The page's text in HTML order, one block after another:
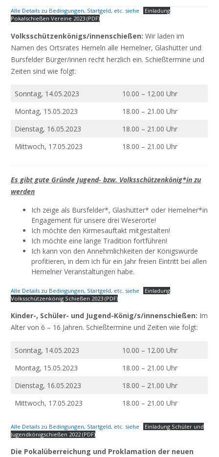
Alle Details zu Bedingungen, Startgeld, etc. siehe
Einladung
Pokalschießen Vereine 2023 (PDF)
Volksschützenkönigs/innenschießen: Wir laden im
Namen des Ortsrates Hemeln alle Hemelner, Glashütter und
Bursfelder Bürger/innen recht herzlich ein. Schießtermine und
Zeiten sind wie folgt:
Sonntag, 14.05.2023
10.00 – 12.00 Uhr
Montag, 15.05.2023
18.00 – 21.00 Uhr
Dienstag, 16.05.2023
18.00 – 21.00 Uhr
Mittwoch, 17.05.2023
18.00 – 21.00 Uhr
Es gibt gute Gründe Jugend- bzw. Volksschützenkönig*in zu
werden
Ich zeige als Bursfelder*, Glashütter* oder Hemelner*in
Engagement für unsere drei Weserorte!
Ich möchte den Kirmesauftakt mitgestalten!
Ich möchte eine lange Tradition fortführen!
Ich kann von den Annehmlichkeiten der Königswürde
profitieren, in dem ich für ein Jahr freien Eintritt bei allen
Hemelner Veranstaltungen habe.
Alle Details zu Bedingungen, Startgeld, etc. siehe
Einladung
Volksschützenkönig Schießen 2023 (PDF)
Kinder-, Schüler- und Jugend-König/s/innenschießen: Im
Alter von 6 – 16 Jahren. Schießtermine und Zeiten wie folgt:
Sonntag, 14.05.2023
10.00 – 12.00 Uhr
Montag, 15.05.2023
18.00 – 21.00 Uhr
Dienstag, 16.05.2023
18.00 – 21.00 Uhr
Mittwoch, 17.05.2023
18.00 – 21.00 Uhr
Alle Details zu Bedingungen, Startgeld, etc. siehe
Einladung Schüler und
Jugendkönigschießen 2022 (PDF)
Die Pokalüberreichung und Proklamation der neuen